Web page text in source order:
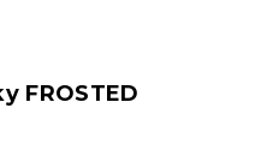
FROSTED